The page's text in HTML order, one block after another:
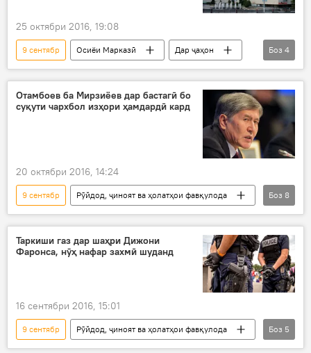
25 октябри 2016, 19:08
9 сентябр Осиёи Марказӣ
Дар ҷаҳон
Иҷтимоъ
Ҳамаи хабарҳо
Ӯзбекистон
Шавкат Мирзиёев
Боз 4
Отамбоев ба Мирзиёев дар бастагӣ бо
суқути чархбол изҳори ҳамдардӣ кард
20 октябри 2016, 14:24
9 сентябр
Рӯйдод, ҷиноят ва ҳолатҳои фавқулода
Осиёи Марказӣ
Ҳамаи хабарҳо
Қирғизистон
Ӯзбекистон
Алмосбек Отамбоев
Шавкат Мирзиёев
Боз 8
Таркиши газ дар шаҳри Дижони
Фаронса, нӯҳ нафар захмӣ шуданд
16 сентябри 2016, 15:01
9 сентябр
Рӯйдод, ҷиноят ва ҳолатҳои фавқулода
Дар ҷаҳон
Ҳамаи хабарҳо Фаронса
Боз 5